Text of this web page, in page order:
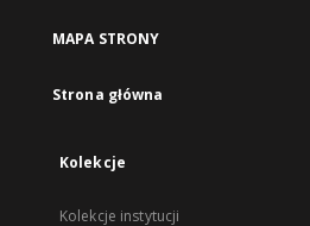
MAPA STRONY
Strona główna
Kolekcje
Kolekcje instytucji